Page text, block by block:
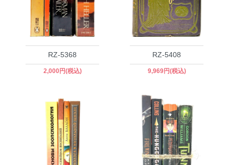
RZ-5368
2,000円(税込)
RZ-5408
9,969円(税込)